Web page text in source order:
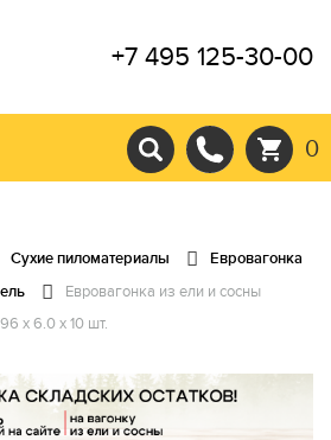
+7 495 125-30-00
0
Сухие пиломатериалы
Евровагонка
Евровагонка из ели и сосны
x 6.0 x 10 шт.